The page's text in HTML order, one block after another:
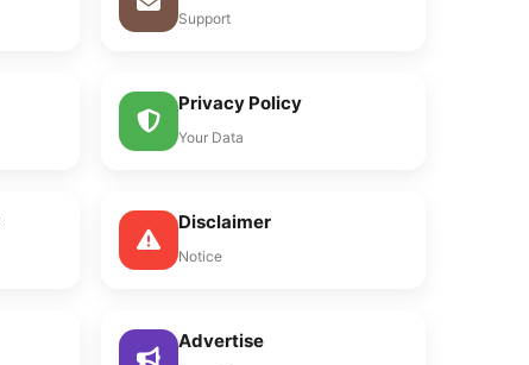
Support
Privacy Policy
Your Data
Disclaimer
Notice
Advertise